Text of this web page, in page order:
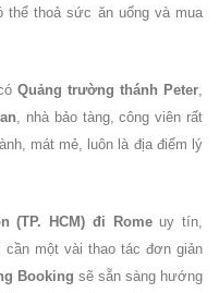
thể thoả sức ăn uống và mua
Quảng trường thánh Peter
, nhà bảo tàng, công viên rất
mát mẻ, luôn là địa điểm lý
(TP. HCM) đi Rome uy tín,
một vài thao tác đơn giản
Booking sẽ sẵn sàng hướng